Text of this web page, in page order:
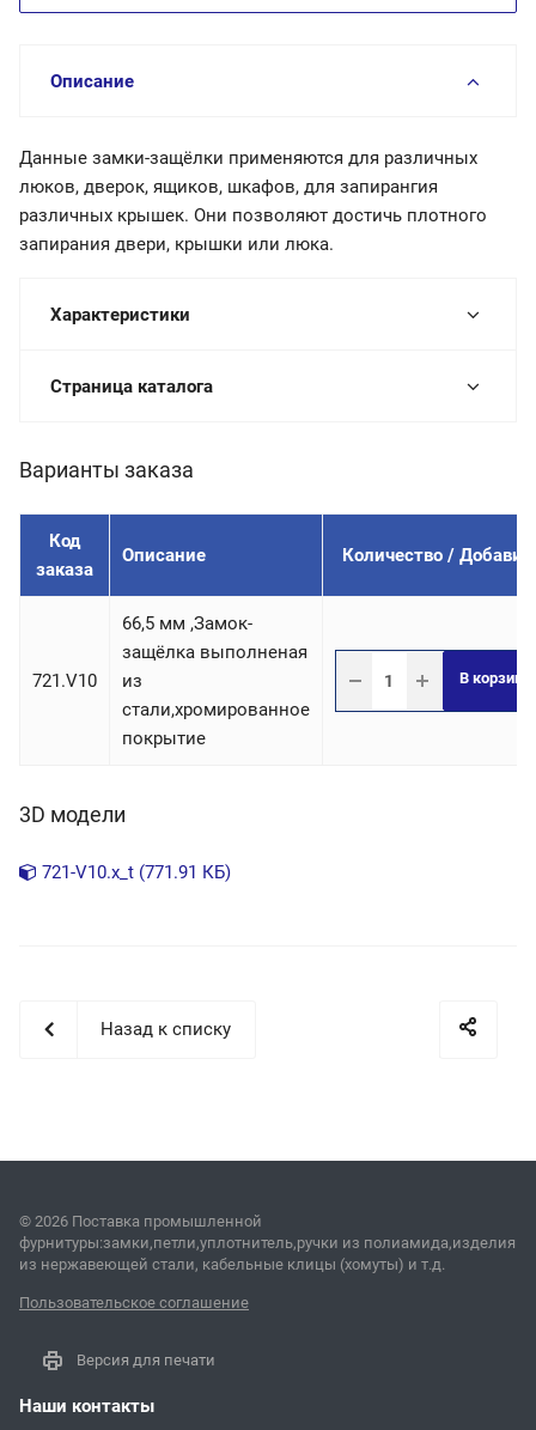
Описание
Данные замки-защёлки применяются для различных
люков, дверок, ящиков, шкафов, для запирангия
различных крышек. Они позволяют достичь плотного
запирания двери, крышки или люка.
Характеристики
Страница каталога
Варианты заказа
Код
заказа
Описание Количество /
721.V10
66,5 мм ,Замок-
защёлка выполненая
из
стали,хромированное
покрытие
В корзину
3D модели
721-V10.x_t (771.91 КБ)
Назад к списку
© 2026 Поставка промышленной
фурнитуры:замки,петли,уплотнитель,ручки из полиамида,изделия
из нержавеющей стали, кабельные клицы (хомуты) и т.д.
Пользовательское соглашение
Версия для печати
Наши контакты